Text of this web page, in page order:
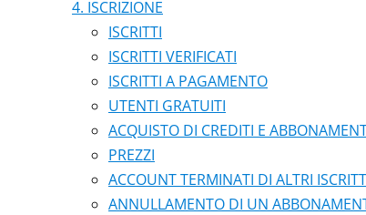
ISCRIZIONE
ISCRITTI
ISCRITTI VERIFICATI
ISCRITTI A PAGAMENTO
UTENTI GRATUITI
ACQUISTO DI CREDITI E
PREZZI
ACCOUNT TERMINATI DI ALTRI
ANNULLAMENTO DI UN